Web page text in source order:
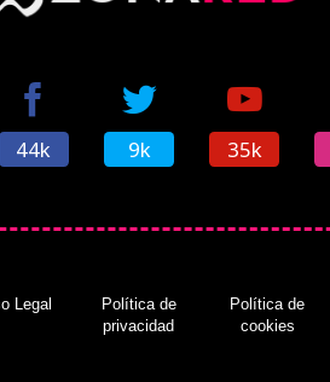
44k 9k 35k
Legal
Política de
privacidad
Política de
cookies